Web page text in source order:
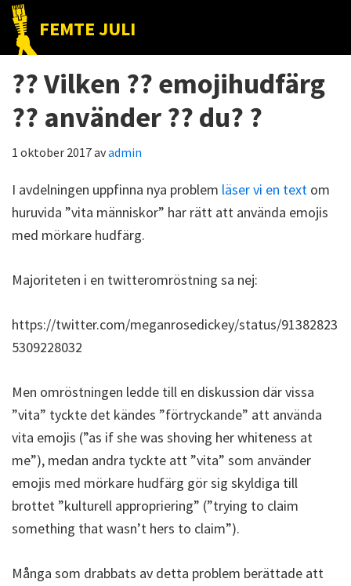
Hoppa
huvudnavigering
Hoppa
huvudinnehåll
Hoppa
det
primära
FEMTE JULI
Nätet
till
folket!
?? Vilken ?? emojihudfärg
?? använder ?? du? ?
1 oktober 2017avadmin
I avdelningen uppfinna nya problem läser vi en text om
huruvida ”vita människor” har rätt att använda emojis
med mörkare hudfärg.
Majoriteten i en twitteromröstning sa nej:
https://twitter.com/meganrosedickey/status/91382823
5309228032
Men omröstningen ledde till en diskussion där vissa
”vita” tyckte det kändes ”förtryckande” att använda
vita emojis (”as if she was shoving her whiteness at
me”), medan andra tyckte att ”vita” som använder
emojis med mörkare hudfärg gör sig skyldiga till
brottet ”kulturell appropriering” (”trying to claim
something that wasn’t hers to claim”).
Många som drabbats av detta problem berättade att